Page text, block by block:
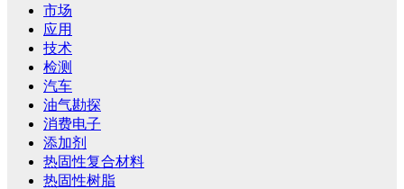
市场
应用
技术
检测
汽车
油气勘探
消费电子
添加剂
热固性复合材料
热固性树脂